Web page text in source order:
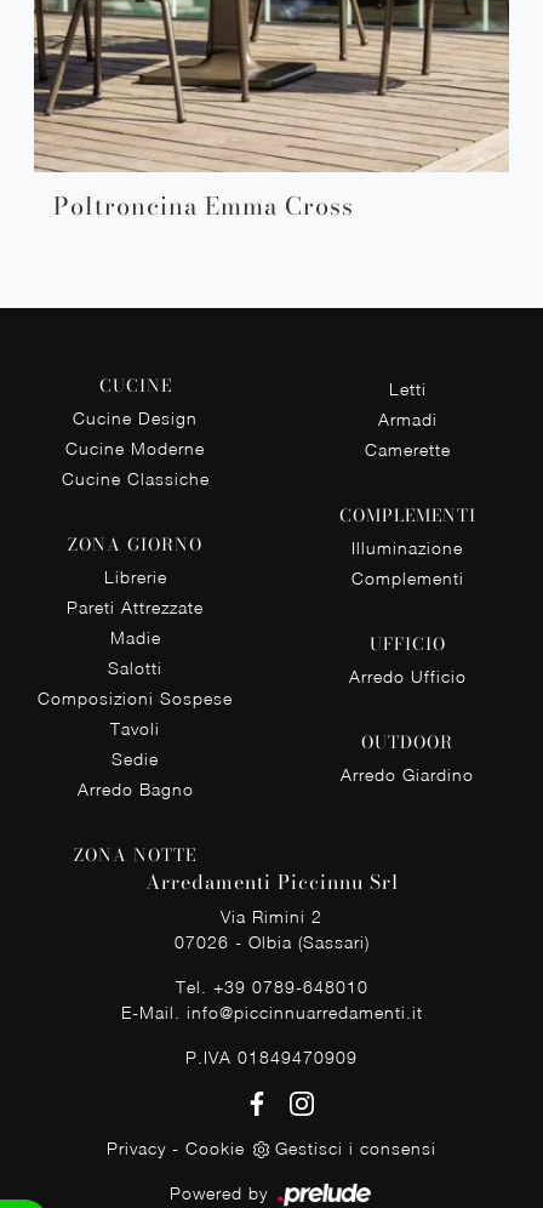
Poltroncina Emma Cross
CUCINE
Cucine Design
Cucine Moderne
Cucine Classiche
ZONA GIORNO
Librerie
Pareti Attrezzate
Madie
Salotti
Composizioni Sospese
Tavoli
Sedie
Arredo Bagno
ZONA NOTTE
Letti
Armadi
Camerette
COMPLEMENTI
Illuminazione
Complementi
UFFICIO
Arredo Ufficio
OUTDOOR
Arredo Giardino
Arredamenti Piccinnu Srl
Via Rimini 2
07026 - Olbia (Sassari)
Tel. +39 0789-648010
E-Mail. info@piccinnuarredamenti.it
P.IVA 01849470909
Privacy - Cookie Gestisci i consensi
Powered by